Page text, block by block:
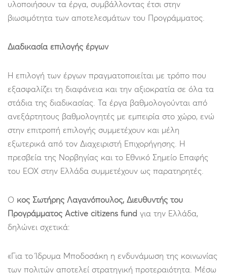
υλοποιήσουν τα έργα, συμβάλλοντας έτσι στην
βιωσιμότητα των αποτελεσμάτων του Προγράμματος.
Διαδικασία επιλογής έργων
Η επιλογή των έργων πραγματοποιείται με τρόπο που
εξασφαλίζει τη διαφάνεια και την αξιοκρατία σε όλα τα
στάδια της διαδικασίας. Τα έργα βαθμολογούνται από
ανεξάρτητους βαθμολογητές με εμπειρία στο χώρο, ενώ
στην επιτροπή επιλογής συμμετέχουν και μέλη
εξωτερικά από τον Διαχειριστή Επιχορήγησης. Η
πρεσβεία της Νορβηγίας και το Εθνικό Σημείο Επαφής
του ΕΟΧ στην Ελλάδα συμμετέχουν ως παρατηρητές.
Ο κος Σωτήρης Λαγανόπουλος, Διευθυντής του
Προγράμματος Active citizens fund για την Ελλάδα,
δηλώνει σχετικά:
«Για το Ίδρυμα Μποδοσάκη η ενδυνάμωση της κοινωνίας
των πολιτών αποτελεί στρατηγική προτεραιότητα. Μέσω